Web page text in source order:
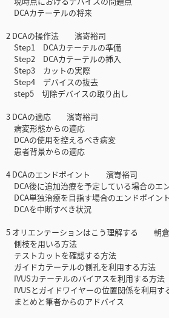
DCAカテーテルの将来
2 DCAの操作法 濱嵜裕司
Step1 DCAカテーテルの準備
Step2 DCAカテーテルの挿入
Step3 カットの実際
Step4 デバイスの抜去
step5 切除デバイスの取り出し
3 DCAの適応 濱嵜裕司
病変形態からの適応
DCAの使用を控えるべき病変
患者背景からの適応
4 DCAのエンドポイント 濱嵜裕司
DCA後に追加治療を予定している場合のエ
DCA単独治療を目指す場合のエンドポイント
DCAを中断すべき状況
5 オリエンテーションはこう理解する 朝
側枝を用いる方法
テストカットを確認する方法
ガイドカテーテルの側孔を利用する方法
IVUSカテーテルのバイアスを利用する方法
IVUSとガイドワイヤーの位置関係を利用す
まとめと筆者からのアドバイス